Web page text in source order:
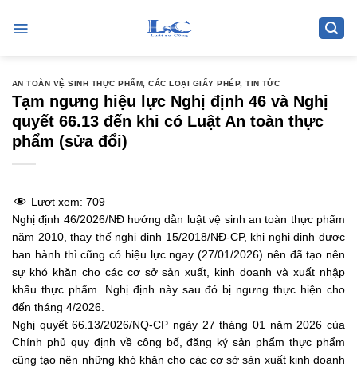
AN TOÀN VỆ SINH THỰC PHẨM ,CÁC LOẠI GIẤY PHÉP,TIN TỨC
Tạm ngưng hiệu lực Nghị định 46 và Nghị
quyết 66.13 đến khi có Luật An toàn thực
phẩm (sửa đổi)
Lượt xem: 709
Nghị định 46/2026/NĐ hướng dẫn luật vệ sinh an toàn thực phẩm
năm 2010, thay thế nghị định 15/2018/NĐ-CP, khi nghị định đươc
ban hành thì cũng có hiệu lực ngay (27/01/2026) nên đã tạo nên
sự khó khăn cho các cơ sở sản xuất, kinh doanh và xuất nhập
khẩu thực phẩm. Nghị định này sau đó bị ngưng thực hiện cho
đến tháng 4/2026.
Nghị quyết 66.13/2026/NQ-CP ngày 27 tháng 01 năm 2026 của
Chính phủ quy định về công bố, đăng ký sản phẩm thực phẩm
cũng tạo nên những khó khăn cho các cơ sở sản xuất kinh doanh